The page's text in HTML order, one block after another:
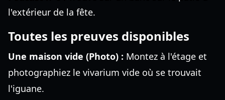
l'extérieur de la fête.
Toutes les preuves disponibles
Une maison vide (Photo) : Montez à l'étage et
photographiez le vivarium vide où se trouvait
l'iguane.